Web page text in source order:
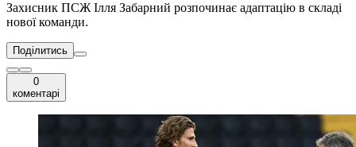
Захисник ПСЖ Ілля Забарний розпочинає адаптацію в складі
нової команди.
Поділитись
0
коментарі